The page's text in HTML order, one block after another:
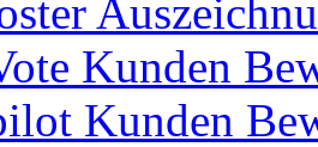
Kunden
Kunden